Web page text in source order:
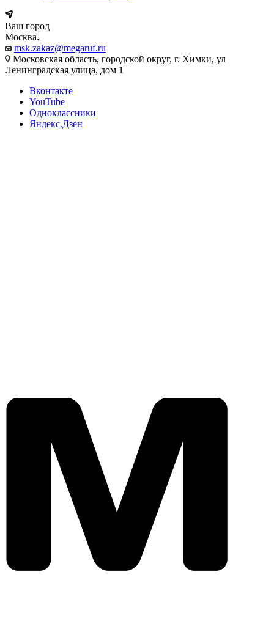
Ваш город
Москва
msk.zakaz@megaruf.ru
Московская область, городской округ, г. Химки, ул
Ленинградская улица, дом 1
Вконтакте
YouTube
Одноклассники
Яндекс.Дзен